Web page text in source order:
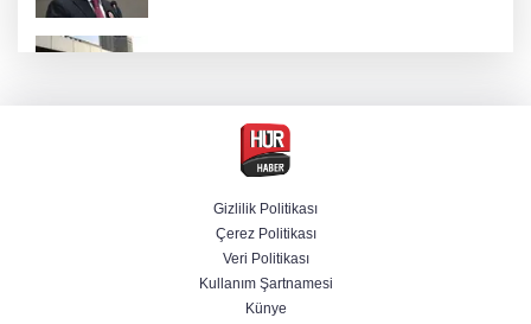
Derin taarruz, yüksek hassasiyet! Bayraktar
AKINCI TİHA TOLUN P ile vurdu
Menderes Belediye Başkanı İlkay Çiçek
tutuklandı
Gizlilik Politikası
Çerez Politikası
Veri Politikası
Kullanım Şartnamesi
Künye